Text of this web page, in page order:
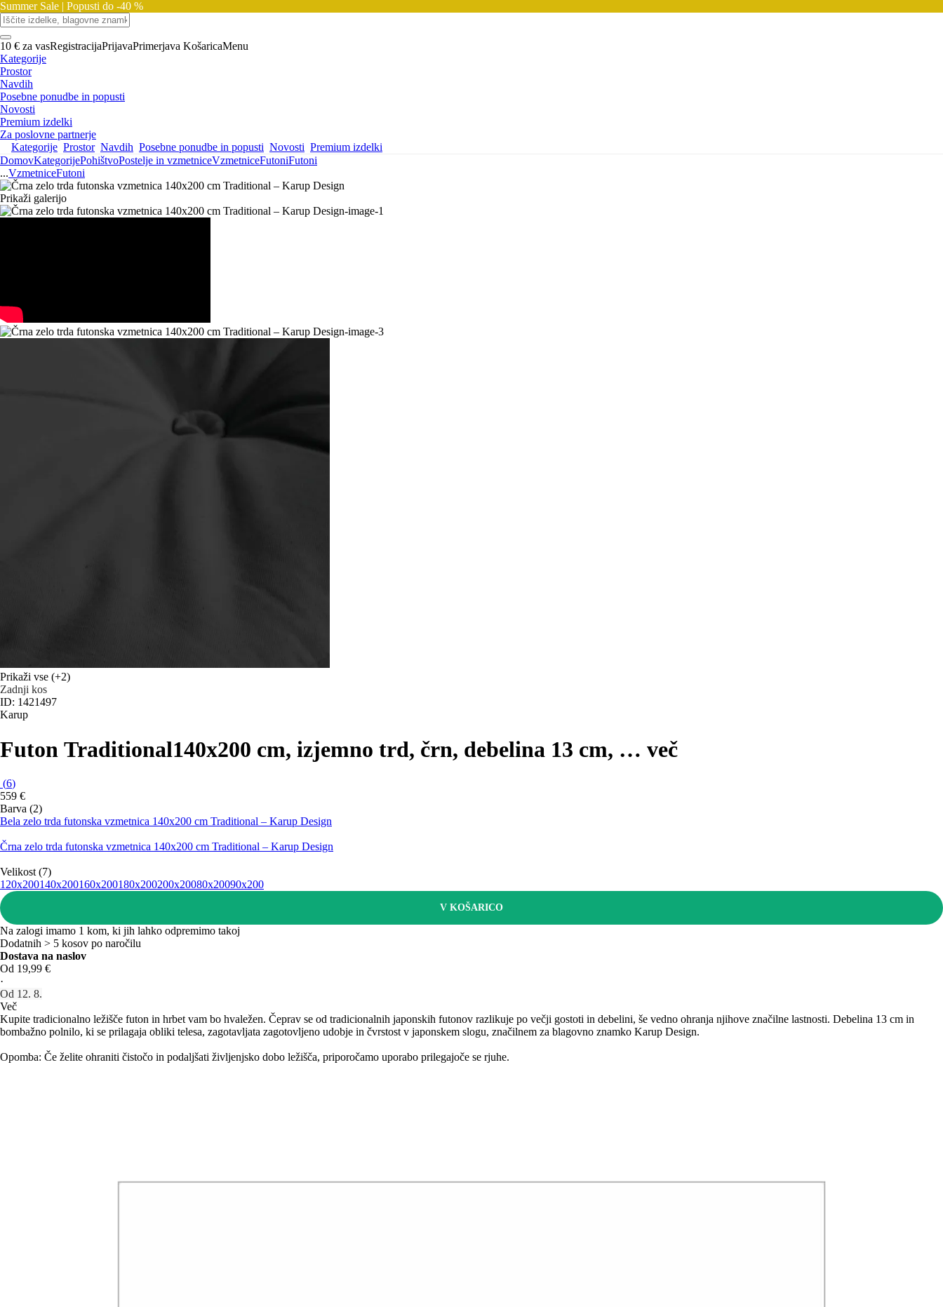
Summer Sale | Popusti do -40 %
10 € za vasRegistracijaPrijavaPrimerjava KošaricaMenu
Kategorije
Prostor
Navdih
Posebne ponudbe in popusti
Novosti
Premium izdelki
Za poslovne partnerje
Kategorije Prostor Navdih Posebne ponudbe in popusti Novosti Premium izdelki
DomovKategorijePohištvoPostelje in vzmetniceVzmetniceFutoniFutoni
...VzmetniceFutoni
Prikaži galerijo
Prikaži vse (+2)
Zadnji kos
ID: 1421497
Karup
Futon Traditional140x200 cm, izjemno trd, črn, debelina 13 cm, … več
(6)
559 €
Barva (2)
Bela zelo trda futonska vzmetnica 140x200 cm Traditional – Karup Design
Črna zelo trda futonska vzmetnica 140x200 cm Traditional – Karup Design
Velikost (7)
120x200140x200160x200180x200200x20080x20090x200
V KOŠARICO
Na zalogi imamo 1 kom, ki jih lahko odpremimo takoj
Dodatnih > 5 kosov po naročilu
Dostava na naslov
Od 19,99 €
·
Od 12. 8.
Več
Kupite tradicionalno ležišče futon in hrbet vam bo hvaležen. Čeprav se od tradicionalnih japonskih futonov razlikuje po večji gostoti in debelini, še vedno ohranja njihove značilne lastnosti. Debelina 13 cm in
bombažno polnilo, ki se prilagaja obliki telesa, zagotavljata zagotovljeno udobje in čvrstost v japonskem slogu, značilnem za blagovno znamko Karup Design.
Opomba: Če želite ohraniti čistočo in podaljšati življenjsko dobo ležišča, priporočamo uporabo prilegajoče se rjuhe.